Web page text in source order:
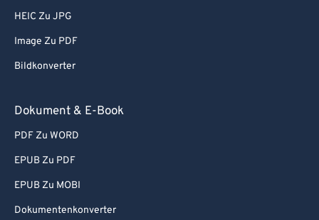
HEIC Zu JPG
Image Zu PDF
Bildkonverter
Dokument & E-Book
PDF Zu WORD
EPUB Zu PDF
EPUB Zu MOBI
Dokumentenkonverter